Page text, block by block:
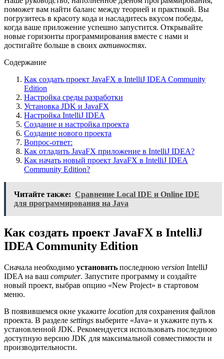
поможет вам найти баланс между теорией и практикой. Вы
погрузитесь в красоту кода и насладитесь вкусом победы,
когда ваше приложение успешно запустится. Открывайте
новые горизонты программирования вместе с нами и
достигайте больше в своих активностях.
Содержание
Как создать проект JavaFX в IntelliJ IDEA Community
Edition
Настройка среды разработки
Установка JDK и JavaFX
Настройка IntelliJ IDEA
Создание и настройка проекта
Создание нового проекта
Вопрос-ответ:
Как отладить JavaFX приложение в IntelliJ IDEA?
Как начать новый проект JavaFX в IntelliJ IDEA
Community Edition?
Читайте также: Сравнение Local IDE и Online IDE
для программирования на Java
Как создать проект JavaFX в IntelliJ
IDEA Community Edition
Сначала необходимо установить последнюю version IntelliJ
IDEA на ваш computer. Запустите программу и создайте
новый проект, выбрав опцию «New Project» в стартовом
меню.
В появившемся окне укажите location для сохранения файлов
проекта. В разделе settings выберите «Java» и укажите путь к
установленной JDK. Рекомендуется использовать последнюю
доступную версию JDK для максимальной совместимости и
производительности.